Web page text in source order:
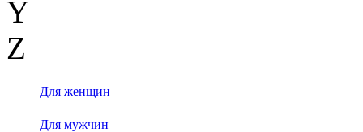
Y
Z
Для женщин
Для мужчин